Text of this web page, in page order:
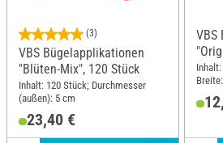
(3)
VBS Bügelapplikationen
"Blüten-Mix", 120 Stück
Inhalt: 120 Stück; Durchmesser
(außen): 5 cm
23,40 €
VBS